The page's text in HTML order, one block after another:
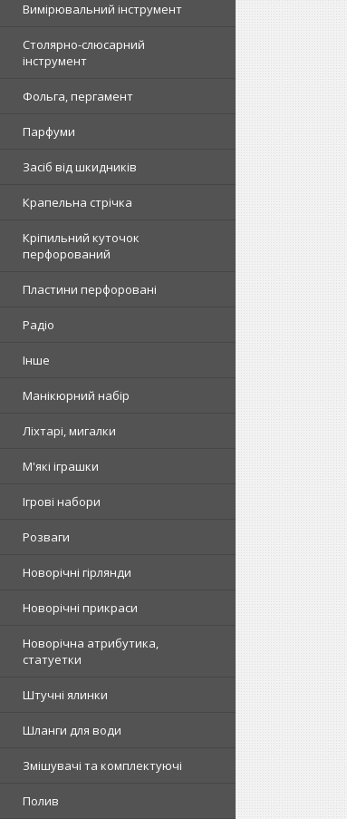
Вимірювальний інструмент
Столярно-слюсарний
інструмент
Фольга, пергамент
Парфуми
Засіб від шкидників
Крапельна стрічка
Кріпильний куточок
перфорований
Пластини перфоровані
Радіо
Інше
Манікюрний набір
Ліхтарі, мигалки
М'які іграшки
Ігрові набори
Розваги
Новорічні гірлянди
Новорічні прикраси
Новорічна атрибутика,
статуетки
Штучні ялинки
Шланги для води
Змішувачі та комплектуючі
Полив